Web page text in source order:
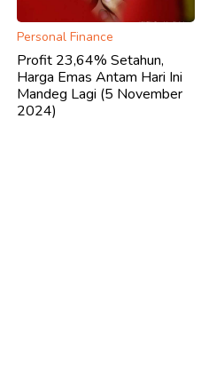
Personal Finance
Profit 23,64% Setahun,
Harga Emas Antam Hari Ini
Mandeg Lagi (5 November
2024)